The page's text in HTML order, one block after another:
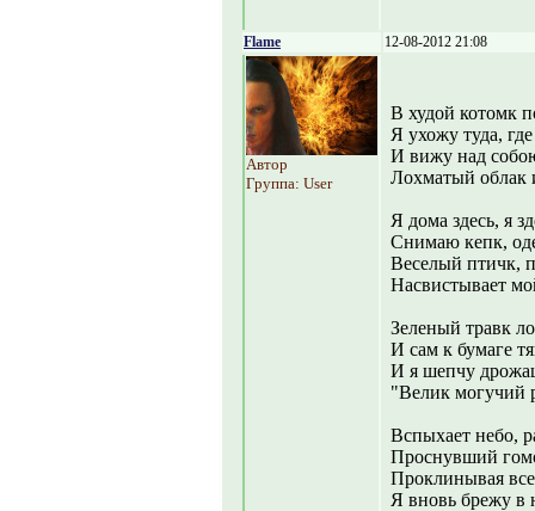
Flame 12-08-2012 21:08
Автор
Группа: User
В худой котомк
Я ухожу туда,
И вижу над
Лохматый облак
Я дома здесь, я
Снимаю кепк,
Веселый птичк,
Насвистывает
Зеленый травк
И сам к бумаге
И я шепчу
"Велик могучий
Вспыхает небо,
Проснувший
Проклинывая
Я вновь брежу в